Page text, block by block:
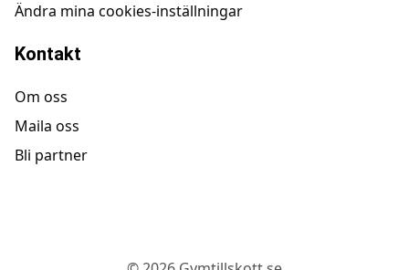
Ändra mina cookies-inställningar
Kontakt
Om oss
Maila oss
Bli partner